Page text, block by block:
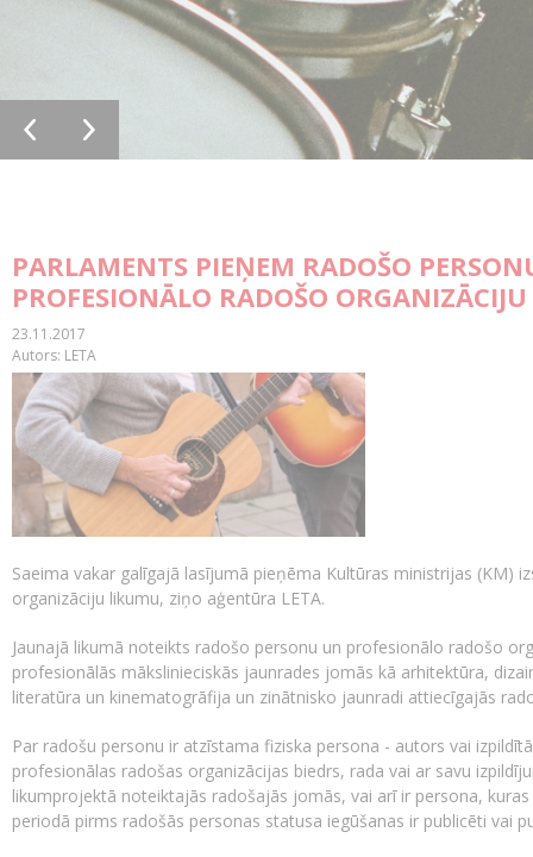
PARLAMENTS PIEŅEM RADOŠO
PROFESIONĀLO RADOŠO
23.11.2017
Autors: LETA
Saeima vakar galīgajā lasījumā pieņēma Kultūras ministrijas (KM)
organizāciju likumu, ziņo aģentūra LETA.
Jaunajā likumā noteikts radošo personu un profesionālo radošo
profesionālās mākslinieciskās jaunrades jomās kā arhitektūra,
literatūra un kinematogrāfija un zinātnisko jaunradi attiecīgajās
Par radošu personu ir atzīstama fiziska persona - autors vai
profesionālas radošas organizācijas biedrs, rada vai ar savu
likumprojektā noteiktajās radošajās jomās, vai arī ir persona,
periodā pirms radošās personas statusa iegūšanas ir publicēti vai